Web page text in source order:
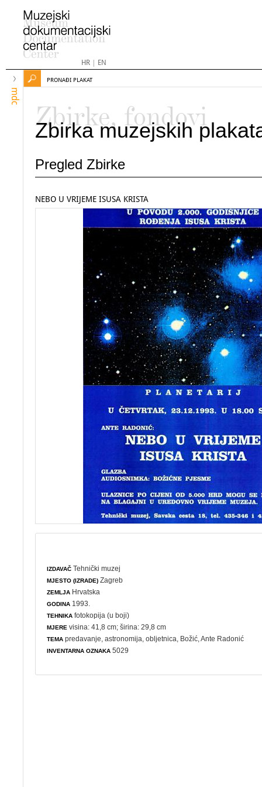
HR| EN
mdc
PRONAĐI PLAKAT
Zbirke, fondovi
Zbirka muzejskih
Pregled Zbirke
NEBO U VRIJEME ISUSA KRISTA
IZDAVAČ Tehnički muzej
MJESTO (IZRADE) Zagreb
ZEMLJA Hrvatska
GODINA 1993.
TEHNIKA fotokopija (u boji)
MJERE visina: 41,8 cm; širina: 29,8 cm
TEMA predavanje ,astronomija ,obljetnica Božić , Ante Radonić
INVENTARNA OZNAKA 5029